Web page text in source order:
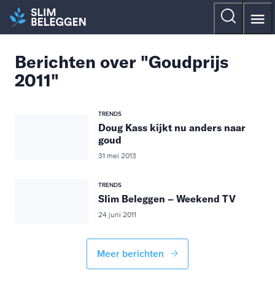
Berichten over "Goudprijs
2011"
TRENDS
Doug Kass kijkt nu anders naar
goud
31 mei 2013
TRENDS
Slim Beleggen – Weekend TV
24 juni 2011
Meer berichten